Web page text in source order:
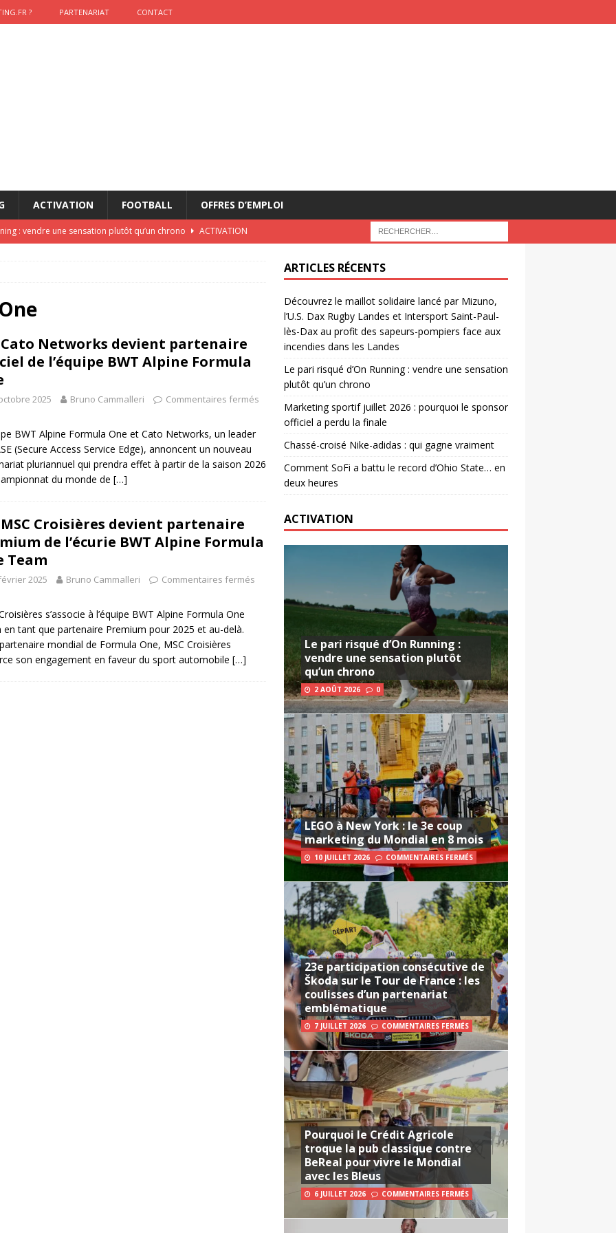
? PARTENARIAT CONTACT
ACTIVATION FOOTBALL OFFRES D’EMPLOI
: vendre une sensation plutôt qu’un chrono
ACTIVATION
: qui gagne vraiment
lancé par Mizuno, l’U.S. Dax Rugby Landes et Intersport
face aux incendies dans les Landes
Cato Networks devient partenaire
de l’équipe BWT Alpine Formula
2025 Bruno Cammalleri Commentaires fermés
BWT Alpine Formula One et Cato Networks, un leader
(Secure Access Service Edge), annoncent un nouveau
pluriannuel qui prendra effet à partir de la saison 2026
du monde de […]
MSC Croisières devient partenaire
de l’écurie BWT Alpine Formula
Team
2025 Bruno Cammalleri Commentaires fermés
s’associe à l’équipe BWT Alpine Formula One
en tant que partenaire Premium pour 2025 et au-delà.
mondial de Formula One, MSC Croisières
son engagement en faveur du sport automobile […]
ARTICLES RÉCENTS
Découvrez le maillot solidaire lancé par Mizuno,
l’U.S. Dax Rugby Landes et Intersport Saint-Paul-
lès-Dax au profit des sapeurs-pompiers face aux
incendies dans les Landes
Le pari risqué d’On Running : vendre une sensation
plutôt qu’un chrono
Marketing sportif juillet 2026 : pourquoi le sponsor
officiel a perdu la finale
Chassé-croisé Nike-adidas : qui gagne vraiment
Comment SoFi a battu le record d’Ohio State… en
deux heures
ACTIVATION
Le pari risqué d’On Running :
vendre une sensation plutôt
qu’un chrono
2 AOÛT 2026 0
LEGO à New York : le 3e coup
marketing du Mondial en 8 mois
10 JUILLET 2026 COMMENTAIRES FERMÉS
23e participation consécutive de
Škoda sur le Tour de France : les
coulisses d’un partenariat
emblématique
7 JUILLET 2026 COMMENTAIRES FERMÉS
Pourquoi le Crédit Agricole
troque la pub classique contre
BeReal pour vivre le Mondial
avec les Bleus
6 JUILLET 2026 COMMENTAIRES FERMÉS